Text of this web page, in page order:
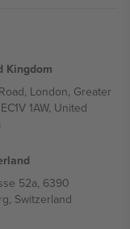
Kingdom
London, Greater
1AW, United
52a, 6390
Switzerland